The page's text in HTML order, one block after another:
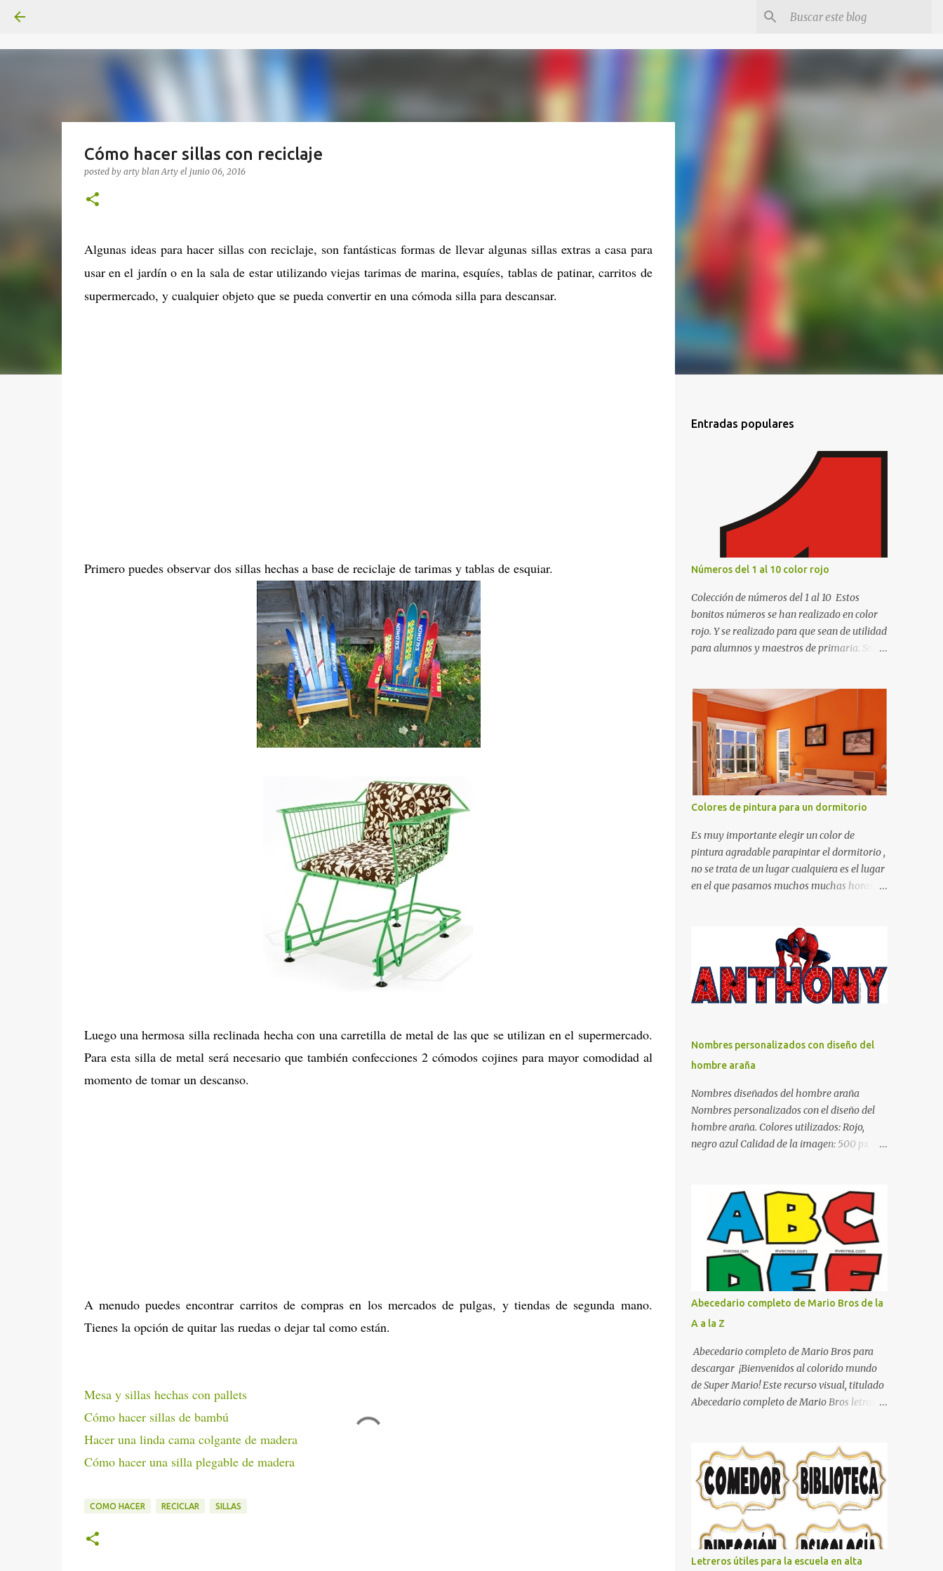
Cómo hacer sillas con reciclaje
posted by arty blanArty el junio 06, 2016
Algunas ideas para hacer sillas con reciclaje, son fantásticas formas de llevar algunas sillas extras a casa para
usar en el jardín o en la sala de estar utilizando viejas tarimas de marina, esquíes, tablas de patinar, carritos de
supermercado, y cualquier objeto que se pueda convertir en una cómoda silla para descansar.
Primero puedes observar dos sillas hechas a base de reciclaje de tarimas y tablas de esquiar.
Luego una hermosa silla reclinada hecha con una carretilla de metal de las que se utilizan en el supermercado.
Para esta silla de metal será necesario que también confecciones 2 cómodos cojines para mayor comodidad al
momento de tomar un descanso.
A menudo puedes encontrar carritos de compras en los mercados de pulgas, y tiendas de segunda mano.
Tienes la opción de quitar las ruedas o dejar tal como están.
Mesa y sillas hechas con pallets
Cómo hacer sillas de bambú
Hacer una linda cama colgante de madera
Cómo hacer una silla plegable de madera
COMO HACER RECICLAR SILLAS
Entradas populares
Números del 1 al 10 color rojo
Colección de números del 1 al 10 Estos
bonitos números se han realizado en color
rojo. Y se realizado para que sean de utilidad
para alumnos y maestros de primaria. Son
de recortar y se pueden utilizar en variedad
de cosas como ser recortes para tareas
escolares, para hacer juegos infantiles
matemáticos, para decorar los cumpleaños
de los niños, entre otras cosas.
Colores de pintura para un dormitorio
Es muy importante elegir un color de
pintura agradable parapintar el dormitorio ,
no se trata de un lugar cualquiera es el lugar
en el que pasamos muchos muchas horas y
de un lugar propio que utilizamos todos los
días y por ende debemos tratar de que éste
sea un lugar muy agradable y cómodo y
también para nuestra vista. Te mostramos
algunas sugerencias que pueden brindar la
dormitorio. El color naranja es una buena
opción para recibir esa luz y felicidad que
todo ser humano necesita. El color blanco es
ideal para lograr el relax total, es un color
que va con todo y además es color bastante
limpio que te dará esa sensación de calidez.
Los colores terra son excelentes para usar en
color muy relajante y por lo tanto entra en
la lista de colo...
Nombres personalizados con diseño del
hombre araña
Nombres diseñados del hombre araña
Nombres personalizados con el diseño del
hombre araña. Colores utilizados: Rojo,
negro azul Calidad de la imagen: 500 px Si
comentario y con gusto lo diseñamos.
Nombres con diseños Spiderman Sonic bella
Cartel de feliz cumpleaños de héroes en
pijamas Ideas para decorar el dormitorio
con pósters Cama con diseño de ring de
boxeo Ideas para decoraciones de fiestas
infantiles Cosas bonitas que se pueden hacer
con gomas de coche
Abecedario completo de Mario Bros de la
A a la Z
Abecedario completo de Mario Bros para
descargar ¡Bienvenidos al colorido mundo
de Super Mario! Este recurso visual, titulado
Abecedario completo de Mario Bros letras
de los videojuegos. Este set de letras está
diseñado para transformar cualquier
mensaje en una aventura, utilizando la
tipografía clásica y robusta que los fans han
reconocido por décadas. En esta primera
sección, el abecedario nos presenta:
Identidad Visual: Un diseño de bloques con
Letreros útiles para la escuela en alta